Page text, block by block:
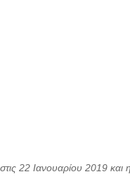
22 Ιανουαρίου 2019 και η